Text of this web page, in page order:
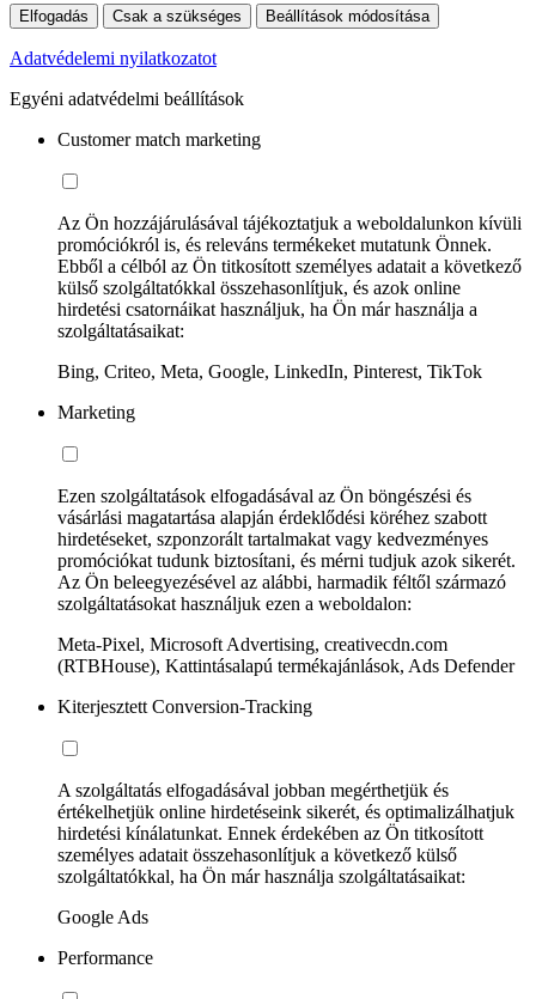
Elfogadás Csak a szükséges Beállítások módosítása
Adatvédelemi nyilatkozatot
Egyéni adatvédelmi beállítások
Customer match marketing
Az Ön hozzájárulásával tájékoztatjuk a weboldalunkon kívüli
promóciókról is, és releváns termékeket mutatunk Önnek.
Ebből a célból az Ön titkosított személyes adatait a következő
külső szolgáltatókkal összehasonlítjuk, és azok online
hirdetési csatornáikat használjuk, ha Ön már használja a
szolgáltatásaikat:
Bing, Criteo, Meta, Google, LinkedIn, Pinterest, TikTok
Marketing
Ezen szolgáltatások elfogadásával az Ön böngészési és
vásárlási magatartása alapján érdeklődési köréhez szabott
hirdetéseket, szponzorált tartalmakat vagy kedvezményes
promóciókat tudunk biztosítani, és mérni tudjuk azok sikerét.
Az Ön beleegyezésével az alábbi, harmadik féltől származó
szolgáltatásokat használjuk ezen a weboldalon:
Meta-Pixel, Microsoft Advertising, creativecdn.com
(RTBHouse), Kattintásalapú termékajánlások, Ads Defender
Kiterjesztett Conversion-Tracking
A szolgáltatás elfogadásával jobban megérthetjük és
értékelhetjük online hirdetéseink sikerét, és optimalizálhatjuk
hirdetési kínálatunkat. Ennek érdekében az Ön titkosított
személyes adatait összehasonlítjuk a következő külső
szolgáltatókkal, ha Ön már használja szolgáltatásaikat:
Google Ads
Performance